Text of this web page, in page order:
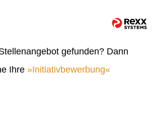
gefunden? Dann
Ihre
Initiativbewerbung